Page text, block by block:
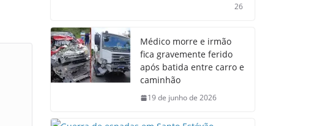
26
Médico morre e irmão
fica gravemente ferido
após batida entre carro e
caminhão
19 de junho de 2026